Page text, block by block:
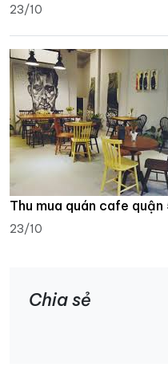
23/10
Thu mua quán cafe
23/10
Chia sẻ